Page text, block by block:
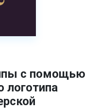
с помощью
логотипа